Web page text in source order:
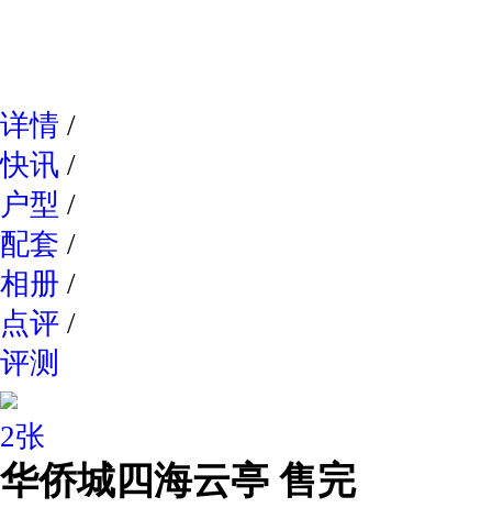
详情 /
快讯 /
户型 /
配套 /
相册 /
点评 /
评测
2张
华侨城四海云亭 售完